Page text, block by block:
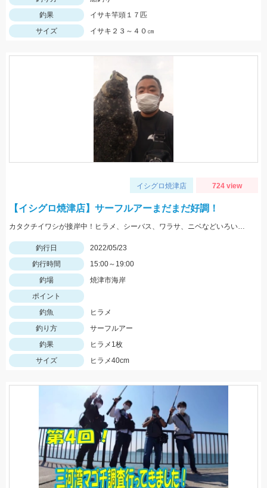
釣果
イサキ竿頭１７匹
サイズ
イサキ２３～４０㎝
イシグロ焼津店 724 view
【イシグロ焼津店】サーフルアーまだまだ好調！
カタクチイワシが接岸中！ヒラメ、シーバス、ワラサ、ニベなどいろいろ釣れてます！
釣行日
2022/05/23
釣行時間
15:00～19:00
釣場
焼津市海岸
ポイント
釣魚
ヒラメ
釣り方
サーフルアー
釣果
ヒラメ1枚
サイズ
ヒラメ40cm